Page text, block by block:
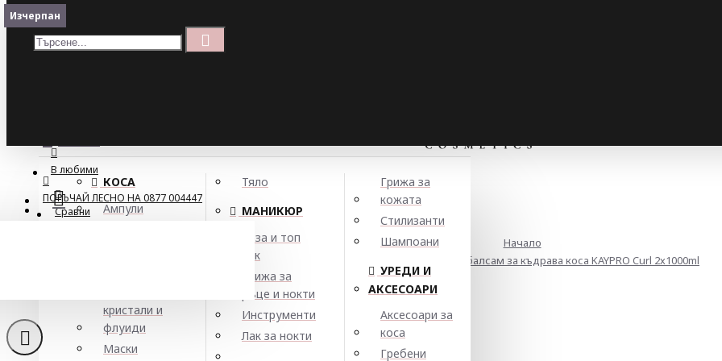
Меню
Кошница
В любими
Сравни
КОСА
Ампули
кристали и
флуиди
Маски
Тяло
МАНИКЮР
База и топ
лак
Грижа за
ръце и нокти
Инструменти
Лак за нокти
Грижа за
кожата
Стилизанти
Шампоани
УРЕДИ И
АКСЕСОАРИ
Аксесоари за
коса
Гребени
ПОРЪЧАЙ ЛЕСНО НА 0877 004447
Начало
Комплект шампоан и балсам за къдрава коса KAYPRO Curl 2х1000ml
Изчерпан
Изчерпан